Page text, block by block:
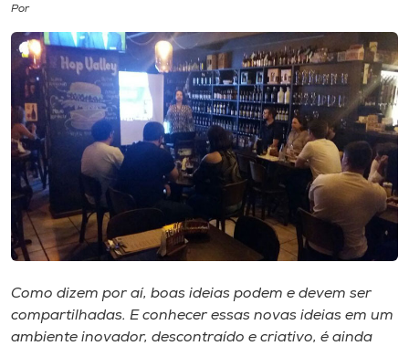
Biblioteca
Editora
Rádio
Museu
Unoesc
Por
Como dizem por aí, boas ideias podem e devem ser
compartilhadas. E conhecer essas novas ideias em um
ambiente inovador, descontraído e criativo, é ainda